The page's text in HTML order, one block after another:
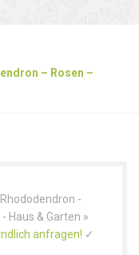
– Rosen –
-
Haus & Garten »
anfragen! ✓